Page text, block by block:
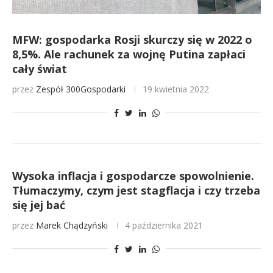
MFW: gospodarka Rosji skurczy się w 2022 o
8,5%. Ale rachunek za wojnę Putina zapłaci
cały świat
przez Zespół 300Gospodarki 19 kwietnia 2022
Wysoka inflacja i gospodarcze spowolnienie.
Tłumaczymy, czym jest stagflacja i czy trzeba
się jej bać
przez Marek Chądzyński 4 października 2021